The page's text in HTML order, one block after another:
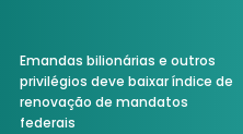
Emandas bilionárias e outros
privilégios deve baixar índice de
renovação de mandatos
federais